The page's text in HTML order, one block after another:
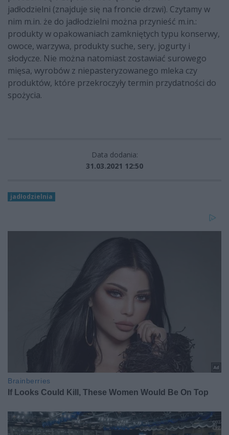
jadłodzielni (znajduje się na froncie drzwi). Czytamy w
nim m.in. że do jadłodzielni można przynieść m.in.:
produkty w opakowaniach zamkniętych typu konserwy,
owoce, warzywa, produkty suche, sery, jogurty i
słodycze. Nie można natomiast zostawiać surowego
mięsa, wyrobów z niepasteryzowanego mleka czy
produktów, które przekroczyły termin przydatności do
spożycia.
Data dodania:
31.03.2021 12:50
jadłodzielnia